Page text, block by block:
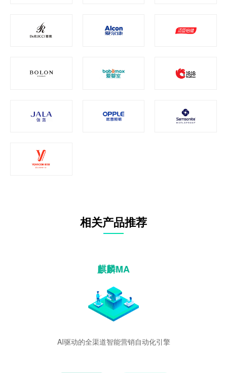
相关产品推荐
麒麟MA
AI驱动的全渠道智能营销自动化引擎